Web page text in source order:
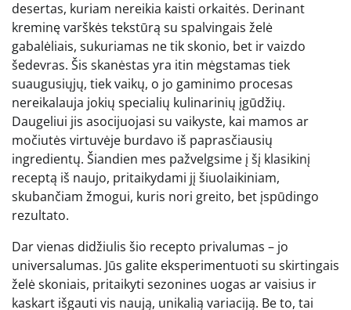
desertas, kuriam nereikia kaisti orkaitės. Derinant
kreminę varškės tekstūrą su spalvingais želė
gabalėliais, sukuriamas ne tik skonio, bet ir vaizdo
šedevras. Šis skanėstas yra itin mėgstamas tiek
suaugusiųjų, tiek vaikų, o jo gaminimo procesas
nereikalauja jokių specialių kulinarinių įgūdžių.
Daugeliui jis asocijuojasi su vaikyste, kai mamos ar
močiutės virtuvėje burdavo iš paprasčiausių
ingredientų. Šiandien mes pažvelgsime į šį klasikinį
receptą iš naujo, pritaikydami jį šiuolaikiniam,
skubančiam žmogui, kuris nori greito, bet įspūdingo
rezultato.
Dar vienas didžiulis šio recepto privalumas – jo
universalumas. Jūs galite eksperimentuoti su skirtingais
želė skoniais, pritaikyti sezonines uogas ar vaisius ir
kaskart išgauti vis naują, unikalią variaciją. Be to, tai